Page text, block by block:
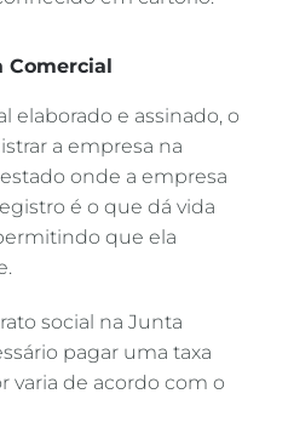
Comercial
elaborado e assinado, o
a empresa na
onde a empresa
é o que dá vida
que ela
social na Junta
pagar uma taxa
varia de acordo com o